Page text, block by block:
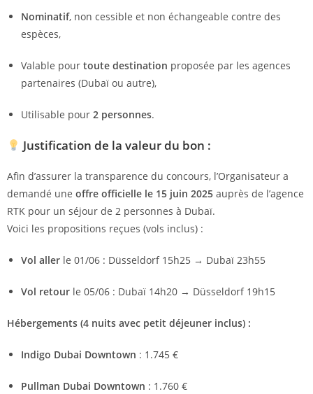
Nominatif, non cessible et non échangeable contre des
espèces,
Valable pour toute destination proposée par les agences
partenaires (Dubaï ou autre),
Utilisable pour 2 personnes.
Justification de la valeur du bon :
Afin d’assurer la transparence du concours, l’Organisateur a
demandé une offre officielle le 15 juin 2025 auprès de l’agence
RTK pour un séjour de 2 personnes à Dubaï.
Voici les propositions reçues (vols inclus) :
Vol aller le 01/06 : Düsseldorf 15h25 → Dubaï 23h55
Vol retour le 05/06 : Dubaï 14h20 → Düsseldorf 19h15
Hébergements (4 nuits avec petit déjeuner inclus) :
Indigo Dubai Downtown : 1.745 €
Pullman Dubai Downtown : 1.760 €